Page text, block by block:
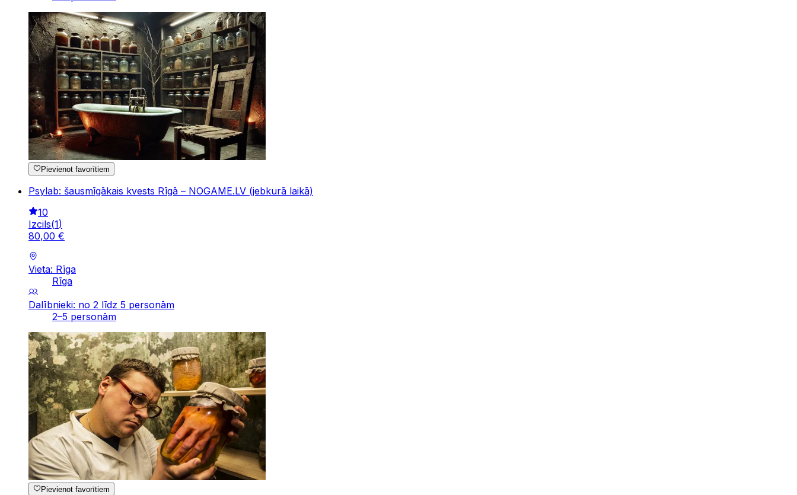
Pievienot favorītiem
Psylab: šausmīgākais kvests Rīgā – NOGAME.LV (jebkurā laikā)
10
Izcils(1)
80,00 €
Vieta: Rīga
Rīga
Dalībnieki: no 2 līdz 5 personām
2–5 personām
Pievienot favorītiem